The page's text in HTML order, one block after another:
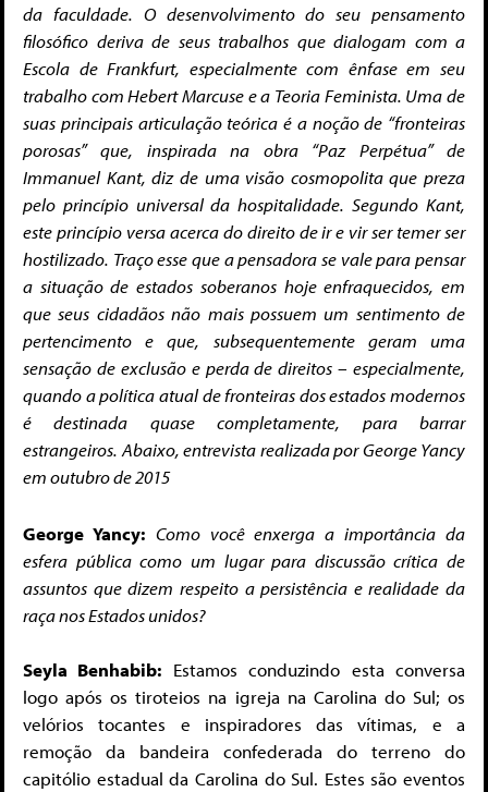
da faculdade. O desenvolvimento do seu pensamento
filosófico deriva de seus trabalhos que dialogam com a
Escola de Frankfurt, especialmente com ênfase em seu
trabalho com Hebert Marcuse e a Teoria Feminista. Uma de
suas principais articulação teórica é a noção de “fronteiras
porosas” que, inspirada na obra “Paz Perpétua” de
Immanuel Kant, diz de uma visão cosmopolita que preza
pelo princípio universal da hospitalidade. Segundo Kant,
este princípio versa acerca do direito de ir e vir ser temer ser
hostilizado. Traço esse que a pensadora se vale para pensar
a situação de estados soberanos hoje enfraquecidos, em
que seus cidadãos não mais possuem um sentimento de
pertencimento e que, subsequentemente geram uma
sensação de exclusão e perda de direitos – especialmente,
quando a política atual de fronteiras dos estados modernos
é destinada quase completamente, para barrar
estrangeiros. Abaixo, entrevista realizada por George Yancy
em outubro de 2015
George Yancy: Como você enxerga a importância da
esfera pública como um lugar para discussão crítica de
assuntos que dizem respeito a persistência e realidade da
raça nos Estados unidos?
Seyla Benhabib: Estamos conduzindo esta conversa
logo após os tiroteios na igreja na Carolina do Sul; os
velórios tocantes e inspiradores das vítimas, e a
remoção da bandeira confederada do terreno do
capitólio estadual da Carolina do Sul. Estes são eventos